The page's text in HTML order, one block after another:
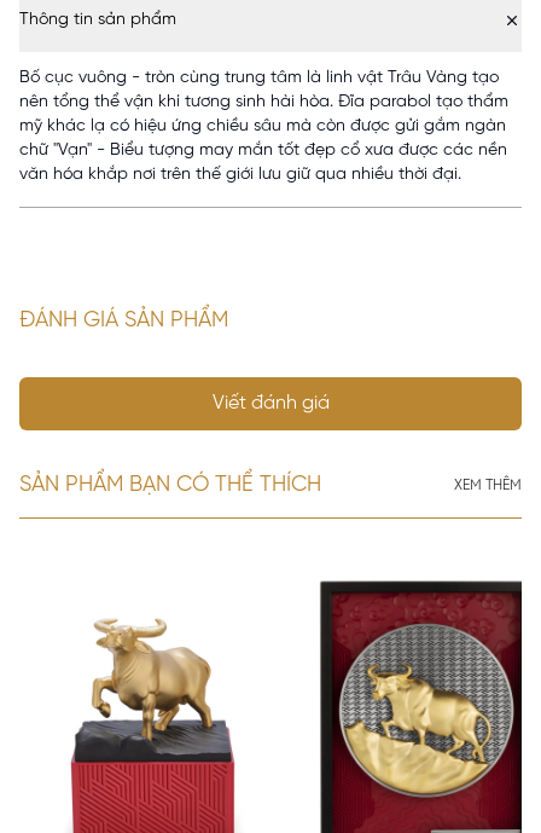
Thông tin sản phẩm
Bố cục vuông - tròn cùng trung tâm là linh vật Trâu Vàng tạo
nên tổng thể vận khí tương sinh hài hòa. Đĩa parabol tạo thẩm
mỹ khác lạ có hiệu ứng chiều sâu mà còn được gửi gắm ngàn
chữ "Vạn" - Biểu tượng may mắn tốt đẹp cổ xưa được các nền
văn hóa khắp nơi trên thế giới lưu giữ qua nhiều thời đại.
ĐÁNH GIÁ SẢN PHẨM
Viết đánh giá
SẢN PHẨM BẠN CÓ THỂ THÍCH XEM THÊM